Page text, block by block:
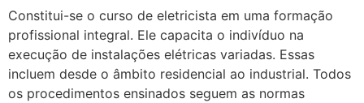
Constitui-se o curso de eletricista em uma formação
profissional integral. Ele capacita o indivíduo na
execução de instalações elétricas variadas. Essas
incluem desde o âmbito residencial ao industrial. Todos
os procedimentos ensinados seguem as normas